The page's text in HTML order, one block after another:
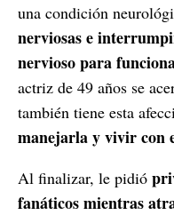
una condición
nerviosas e
nervioso para
actriz de 49 años se
también tiene esta
manejarla y vivir con
Al finalizar, le pidió
fanáticos mientras